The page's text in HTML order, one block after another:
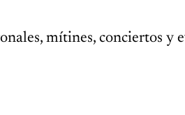
mítines, conciertos y